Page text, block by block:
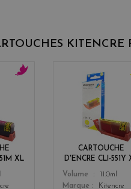
KITENCRE
XL
t
CARTOUCHE
D'ENCRE CLI-551Y
Color
o
w
Volume
11.0ml
Marque
Kitencre